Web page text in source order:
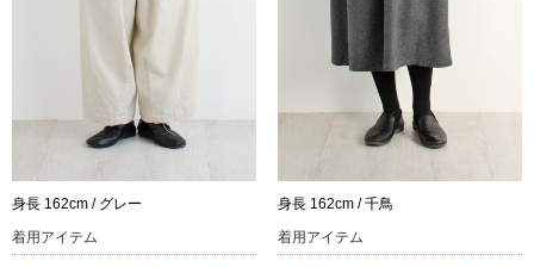
身長 162cm / グレー
着用アイテム
身長 162cm / 千鳥
着用アイテム